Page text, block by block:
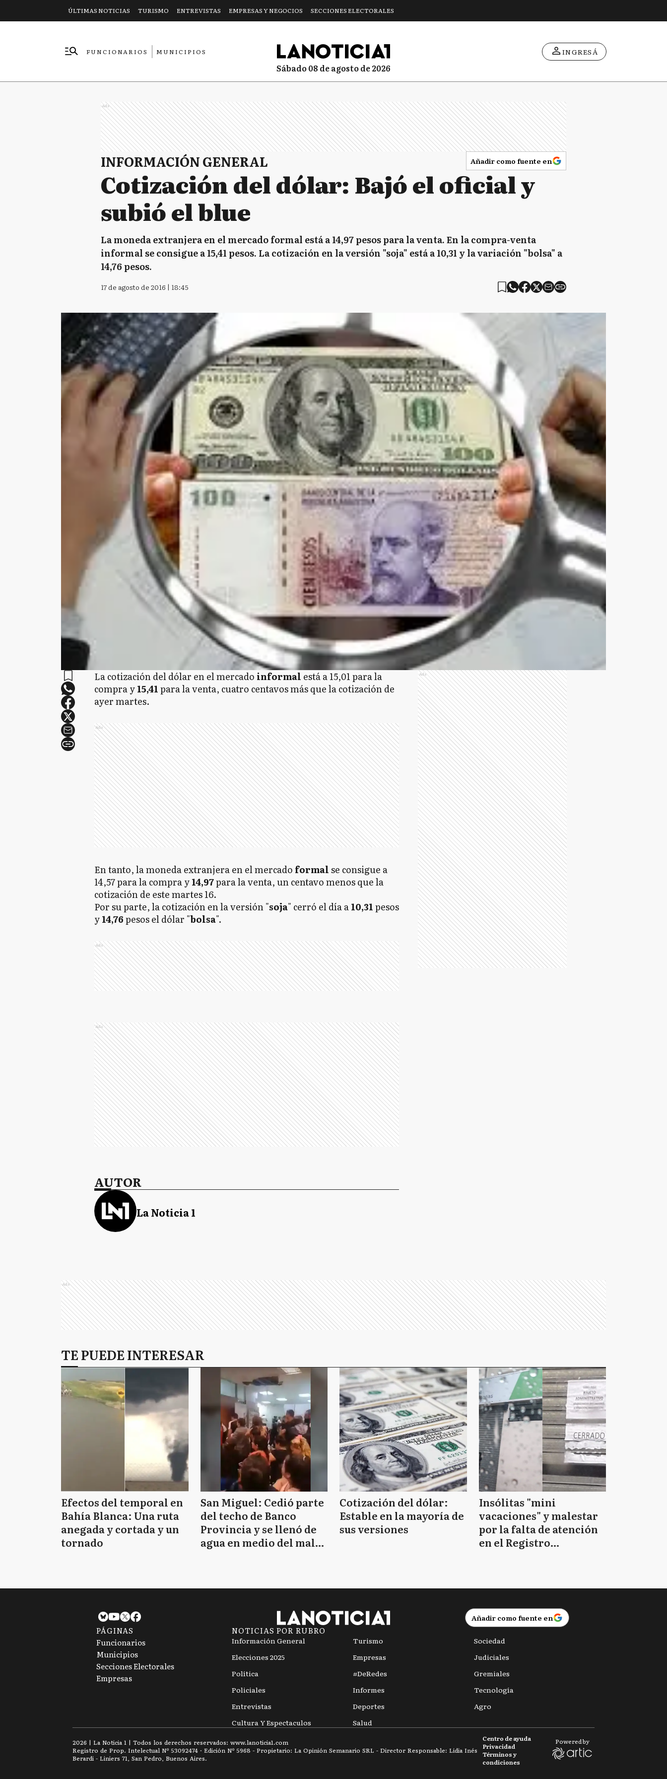
ÚLTIMAS NOTICIAS TURISMO ENTREVISTAS EMPRESAS Y NEGOCIOS SECCIONES ELECTORALES
FUNCIONARIOS
MUNICIPIOS
sábado 08 de agosto de 2026
INGRESÁ
Ads
INFORMACIÓN GENERAL Añadir como fuente en
Cotización del dólar: Bajó el oficial y
subió el blue
La moneda extranjera en el mercado formal está a 14,97 pesos para la venta. En la compra-venta
informal se consigue a 15,41 pesos. La cotización en la versión "soja" está a 10,31 y la variación "bolsa" a
14,76 pesos.
17 de agosto de 2016 | 18:45
La cotización del dólar en el mercado informal está a 15,01 para la
compra y15,41para la venta, cuatro centavos más que la cotización de
ayer martes.
Ads
En tanto, la moneda extranjera en el mercado formalse consigue a
14,57 para la compra y14,97para la venta, un centavo menos que la
cotización de este martes 16.
Por su parte, la cotización en la versión "soja" cerró el día a10,31pesos
y14,76pesos el dólar "bolsa".
Ads
Ads
AUTOR
La Noticia 1
Ads
Ads
TE PUEDE INTERESAR
Efectos del temporal en
Bahía Blanca: Una ruta
anegada y cortada y un
tornado
San Miguel: Cedió parte
del techo de Banco
Provincia y se llenó de
agua en medio del mal
Cotización del dólar:
Estable en la mayoría de
sus versiones
Insólitas "mini
vacaciones" y malestar
por la falta de atención
en el Registro
Añadir como fuente en
PÁGINAS
Funcionarios
Municipios
Secciones Electorales
Empresas
NOTICIAS POR RUBRO
Información General
Elecciones 2025
Política
Policiales
Entrevistas
Cultura Y Espectaculos
Turismo
Empresas
#DeRedes
Informes
Deportes
Salud
Sociedad
Judiciales
Gremiales
Tecnología
Agro
2026 | La Noticia 1 | Todos los derechos reservados: www.lanoticia1.com
Registro de Prop. Intelectual Nº 53092474 · Edición Nº 5968 - Propietario: La Opinión Semanario SRL - Director Responsable: Lidia Inés
Berardi - Liniers 71, San Pedro, Buenos Aires.
Términos y
condiciones
Privacidad
Centro de ayuda Powered by